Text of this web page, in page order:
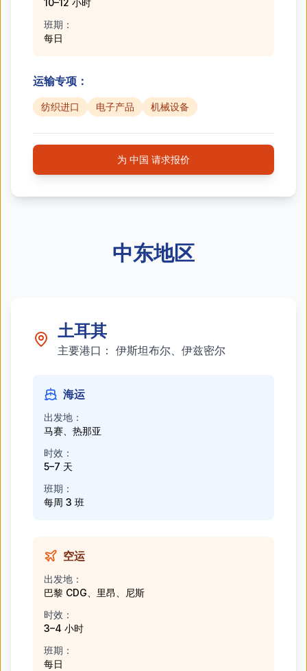
10–12 小时
班期：
每日
运输专项：
纺织进口 电子产品 机械设备
为 中国 请求报价
中东地区
土耳其
主要港口： 伊斯坦布尔、伊兹密尔
海运
出发地：
马赛、热那亚
时效：
5–7 天
班期：
每周 3 班
空运
出发地：
巴黎 CDG、里昂、尼斯
时效：
3–4 小时
班期：
每日